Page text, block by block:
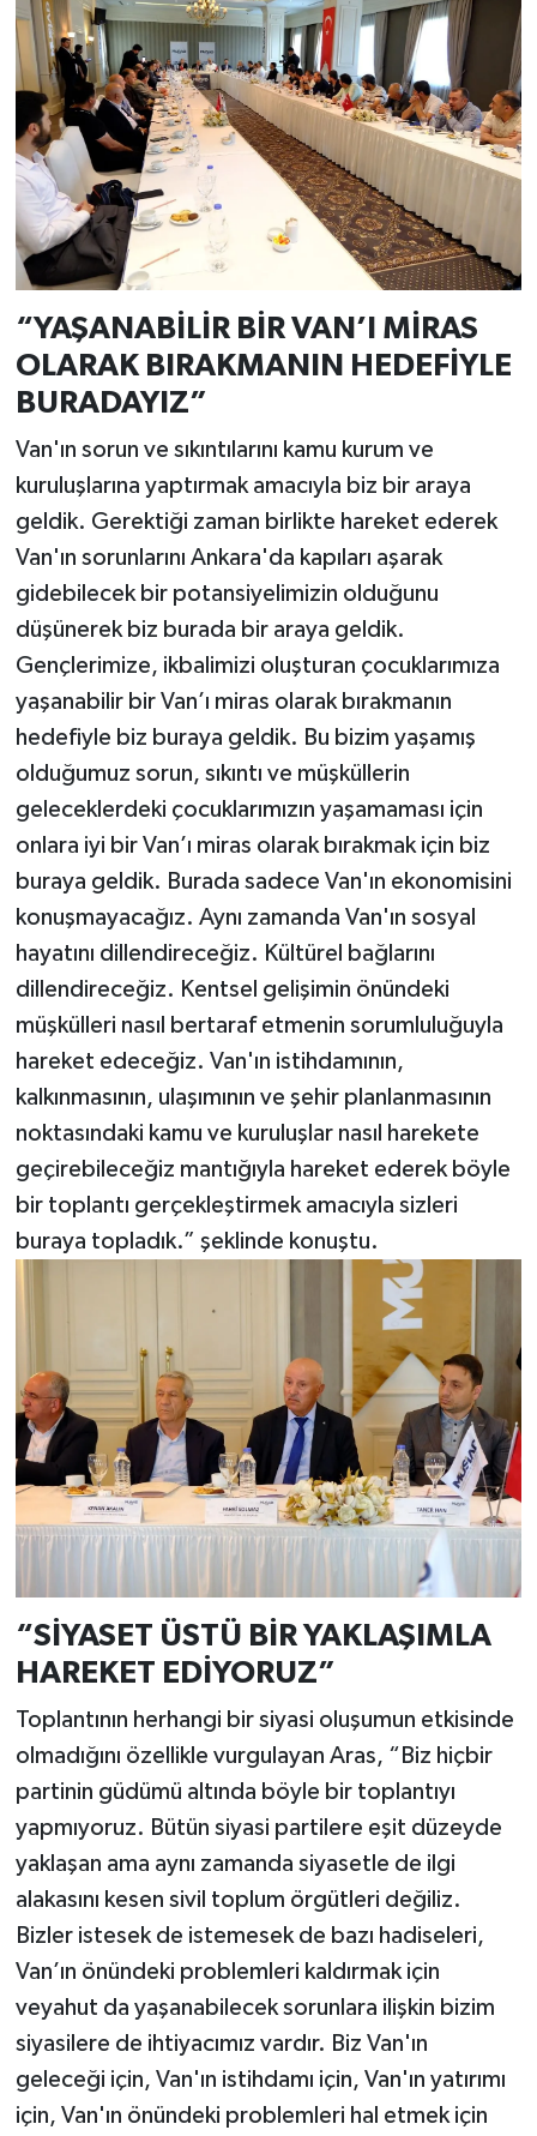
“YAŞANABİLİR BİR VAN’I MİRAS
OLARAK BIRAKMANIN HEDEFİYLE
BURADAYIZ”
Van'ın sorun ve sıkıntılarını kamu kurum ve
kuruluşlarına yaptırmak amacıyla biz bir araya
geldik. Gerektiği zaman birlikte hareket ederek
Van'ın sorunlarını Ankara'da kapıları aşarak
gidebilecek bir potansiyelimizin olduğunu
düşünerek biz burada bir araya geldik.
Gençlerimize, ikbalimizi oluşturan çocuklarımıza
yaşanabilir bir Van’ı miras olarak bırakmanın
hedefiyle biz buraya geldik. Bu bizim yaşamış
olduğumuz sorun, sıkıntı ve müşküllerin
geleceklerdeki çocuklarımızın yaşamaması için
onlara iyi bir Van’ı miras olarak bırakmak için biz
buraya geldik. Burada sadece Van'ın ekonomisini
konuşmayacağız. Aynı zamanda Van'ın sosyal
hayatını dillendireceğiz. Kültürel bağlarını
dillendireceğiz. Kentsel gelişimin önündeki
müşkülleri nasıl bertaraf etmenin sorumluluğuyla
hareket edeceğiz. Van'ın istihdamının,
kalkınmasının, ulaşımının ve şehir planlanmasının
noktasındaki kamu ve kuruluşlar nasıl harekete
geçirebileceğiz mantığıyla hareket ederek böyle
bir toplantı gerçekleştirmek amacıyla sizleri
buraya topladık.” şeklinde konuştu.
“SİYASET ÜSTÜ BİR YAKLAŞIMLA
HAREKET EDİYORUZ”
Toplantının herhangi bir siyasi oluşumun etkisinde
olmadığını özellikle vurgulayan Aras, “Biz hiçbir
partinin güdümü altında böyle bir toplantıyı
yapmıyoruz. Bütün siyasi partilere eşit düzeyde
yaklaşan ama aynı zamanda siyasetle de ilgi
alakasını kesen sivil toplum örgütleri değiliz.
Bizler istesek de istemesek de bazı hadiseleri,
Van’ın önündeki problemleri kaldırmak için
veyahut da yaşanabilecek sorunlara ilişkin bizim
siyasilere de ihtiyacımız vardır. Biz Van'ın
geleceği için, Van'ın istihdamı için, Van'ın yatırımı
için, Van'ın önündeki problemleri hal etmek için